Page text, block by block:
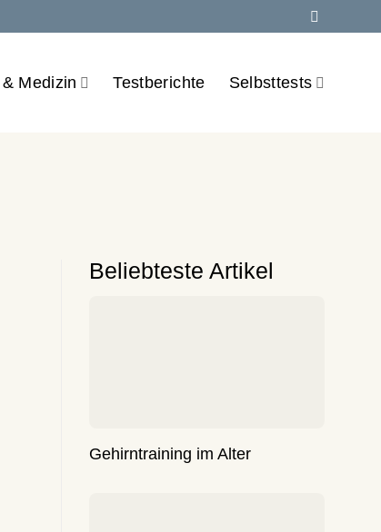
Medizin Testberichte Selbsttests
Beliebteste Artikel
Gehirntraining im Alter